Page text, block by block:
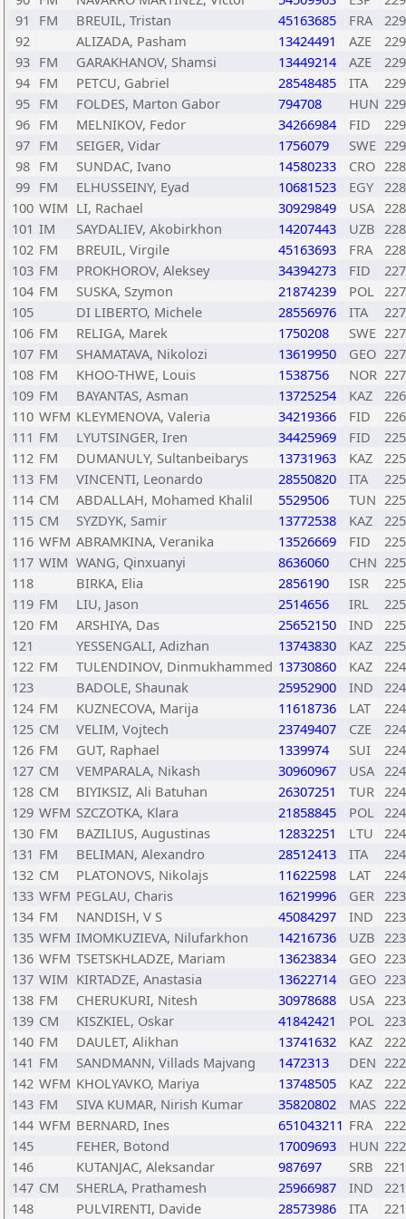
91
FM BREUIL, Tristan 45163685 FRA
92
ALIZADA, Pasham 13424491 AZE
93 FM GARAKHANOV, Shamsi 13449214 AZE
94 FM PETCU, Gabriel 28548485 ITA
95 FM FOLDES, Marton Gabor 794708 HUN
96 FM MELNIKOV, Fedor 34266984 FID
97 FM SEIGER, Vidar 1756079 SWE
98 FM SUNDAC, Ivano 14580233 CRO
99 FM ELHUSSEINY, Eyad 10681523 EGY
100 WIM LI, Rachael 30929849 USA
101 IM SAYDALIEV, Akobirkhon 14207443 UZB
102 FM BREUIL, Virgile 45163693 FRA
103 FM PROKHOROV, Aleksey 34394273 FID
104 FM SUSKA, Szymon 21874239 POL
105
DI LIBERTO, Michele 28556976 ITA
106 FM RELIGA, Marek 1750208 SWE
107 FM SHAMATAVA, Nikolozi 13619950 GEO
108 FM KHOO-THWE, Louis 1538756 NOR
109 FM BAYANTAS, Asman 13725254 KAZ
110 WFM KLEYMENOVA, Valeria 34219366 FID
111 FM LYUTSINGER, Iren 34425969 FID
112 FM DUMANULY, Sultanbeibarys 13731963 KAZ
113 FM VINCENTI, Leonardo 28550820 ITA
114 CM ABDALLAH, Mohamed Khalil 5529506 TUN
115 CM SYZDYK, Samir 13772538 KAZ
116 WFM ABRAMKINA, Veranika 13526669 FID
117 WIM WANG, Qinxuanyi 8636060 CHN
118
BIRKA, Elia 2856190 ISR
119 FM LIU, Jason 2514656 IRL
120 FM ARSHIYA, Das 25652150 IND
121
YESSENGALI, Adizhan 13743830 KAZ
122 FM TULENDINOV, Dinmukhammed 13730860 KAZ
123
BADOLE, Shaunak 25952900 IND
124 FM KUZNECOVA, Marija 11618736 LAT
125 CM VELIM, Vojtech 23749407 CZE
126 FM GUT, Raphael 1339974 SUI
127 CM VEMPARALA, Nikash 30960967 USA
128 CM BIYIKSIZ, Ali Batuhan 26307251 TUR
129 WFM SZCZOTKA, Klara 21858845 POL
130 FM BAZILIUS, Augustinas 12832251 LTU
131 FM BELIMAN, Alexandro 28512413 ITA
132 CM PLATONOVS, Nikolajs 11622598 LAT
133 WFM PEGLAU, Charis 16219996 GER
134 FM NANDISH, V S 45084297 IND
135 WFM IMOMKUZIEVA, Nilufarkhon 14216736 UZB
136 WFM TSETSKHLADZE, Mariam 13623834 GEO
137 WIM KIRTADZE, Anastasia 13622714 GEO
138 FM CHERUKURI, Nitesh 30978688 USA
139 CM KISZKIEL, Oskar 41842421 POL
140 FM DAULET, Alikhan 13741632 KAZ
141 FM SANDMANN, Villads Majvang 1472313 DEN
142 WFM KHOLYAVKO, Mariya 13748505 KAZ
143 FM SIVA KUMAR, Nirish Kumar 35820802 MAS
144 WFM BERNARD, Ines 651043211 FRA
145
FEHER, Botond 17009693 HUN
146
KUTANJAC, Aleksandar 987697 SRB
147 CM SHERLA, Prathamesh 25966987 IND
148
PULVIRENTI, Davide 28573986 ITA